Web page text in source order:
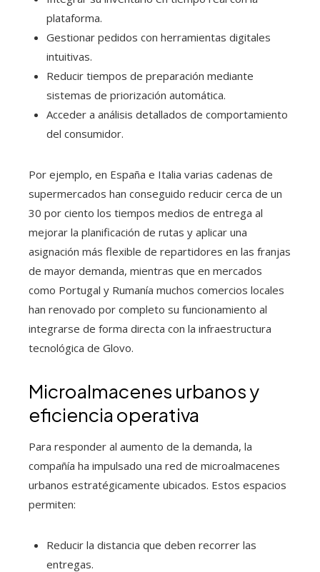
plataforma.
Gestionar pedidos con herramientas digitales
intuitivas.
Reducir tiempos de preparación mediante
sistemas de priorización automática.
Acceder a análisis detallados de comportamiento
del consumidor.
Por ejemplo, en España e Italia varias cadenas de
supermercados han conseguido reducir cerca de un
30 por ciento los tiempos medios de entrega al
mejorar la planificación de rutas y aplicar una
asignación más flexible de repartidores en las franjas
de mayor demanda, mientras que en mercados
como Portugal y Rumanía muchos comercios locales
han renovado por completo su funcionamiento al
integrarse de forma directa con la infraestructura
tecnológica de Glovo.
Microalmacenes urbanos y
eficiencia operativa
Para responder al aumento de la demanda, la
compañía ha impulsado una red de microalmacenes
urbanos estratégicamente ubicados. Estos espacios
permiten:
Reducir la distancia que deben recorrer las
entregas.